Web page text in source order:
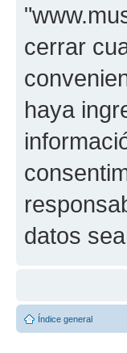
cerrar
haya
datos
Índice general